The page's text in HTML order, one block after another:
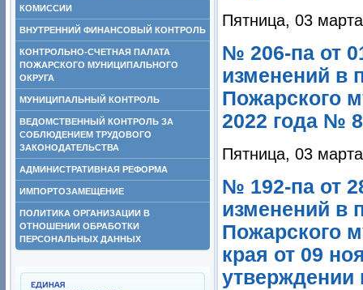
КОМИССИИ
ВНУТРЕННИЙ ФИНАНСОВЫЙ КОНТРОЛЬ
КОНТРОЛЬНО-СЧЕТНАЯ ПАЛАТА
ПОЖАРСКОГО МУНИЦИПАЛЬНОГО
ОКРУГА
МУНИЦИПАЛЬНЫЙ КОНТРОЛЬ
ВЕДОМСТВЕННЫЙ КОНТРОЛЬ ЗА
СОБЛЮДЕНИЕМ ТРУДОВОГО
ЗАКОНОДАТЕЛЬСТВА
АДМИНИСТРАТИВНАЯ РЕФОРМА
ИМПОРТОЗАМЕЩЕНИЕ
ПОЛИТИКА ОРГАНИЗАЦИИ В
ОТНОШЕНИИ ОБРАБОТКИ
ПЕРСОНАЛЬНЫХ ДАННЫХ
Пятница, 03
№ 206-па от
изменений в
Пожарского
2022 года №
Пятница, 03
№ 192-па от
изменений в
Пожарского
края от 09
утверждении